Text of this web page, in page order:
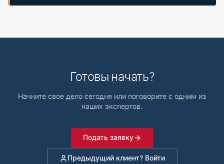
Готовы начать?
Начните свое дело сегодня или поговорите с одним из
наших экспертов.
Подать заявку
Предыдущий клиент? Войти